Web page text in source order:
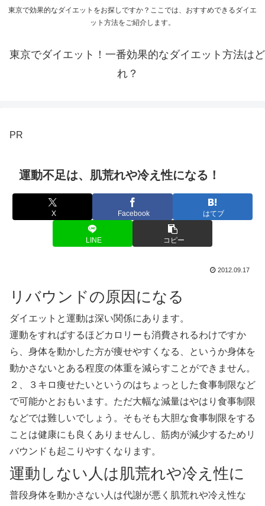
東京で効果的なダイエットをお探しですか？ここでは、おすすめできるダイエ
ット方法をご紹介します。
東京でダイエット！一番効果的なダイエット方法はど
れ？
PR
運動不足は、肌荒れや冷え性になる！
X Facebook はてブ
LINE コピー
2012.09.17
リバウンドの原因になる
ダイエットと運動は深い関係にあります。
運動をすればするほどカロリーも消費されるわけですか
ら、身体を動かした方が痩せやすくなる、というか身体を
動かさないとある程度の体重を減らすことができません。
２、３キロ痩せたいというのはちょっとした食事制限など
で可能かとおもいます。ただ大幅な減量はやはり食事制限
などでは難しいでしょう。そもそも大胆な食事制限をする
ことは健康にも良くありませんし、筋肉が減少するためリ
バウンドも起こりやすくなります。
運動しない人は肌荒れや冷え性に
普段身体を動かさない人は代謝が悪く肌荒れや冷え性な